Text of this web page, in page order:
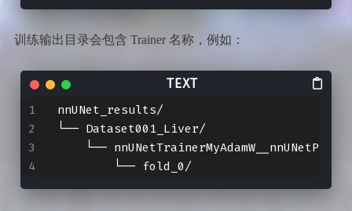
训练输出目录会包含 Trainer 名称，例如：
nnUNet_results/
└── Dataset001_Liver/
└──
        └── fold_0/